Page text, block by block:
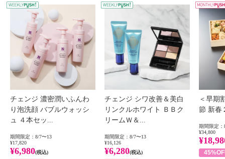
WEEKLY PUSH
チェンジ 濃密潤いふんわ
り泡洗顔 バブルウォッシ
ュ ４本セッ...
期間限定：8/7〜13
¥17,820
¥6,980(税込)
チェンジ シワ改善＆美白
リンクルホワイト ＢＢク
リームＷ＆...
期間限定：8/7〜13
¥16,126
¥6,280(税込)
＜早期
節 新春
期間限定：
¥34,800